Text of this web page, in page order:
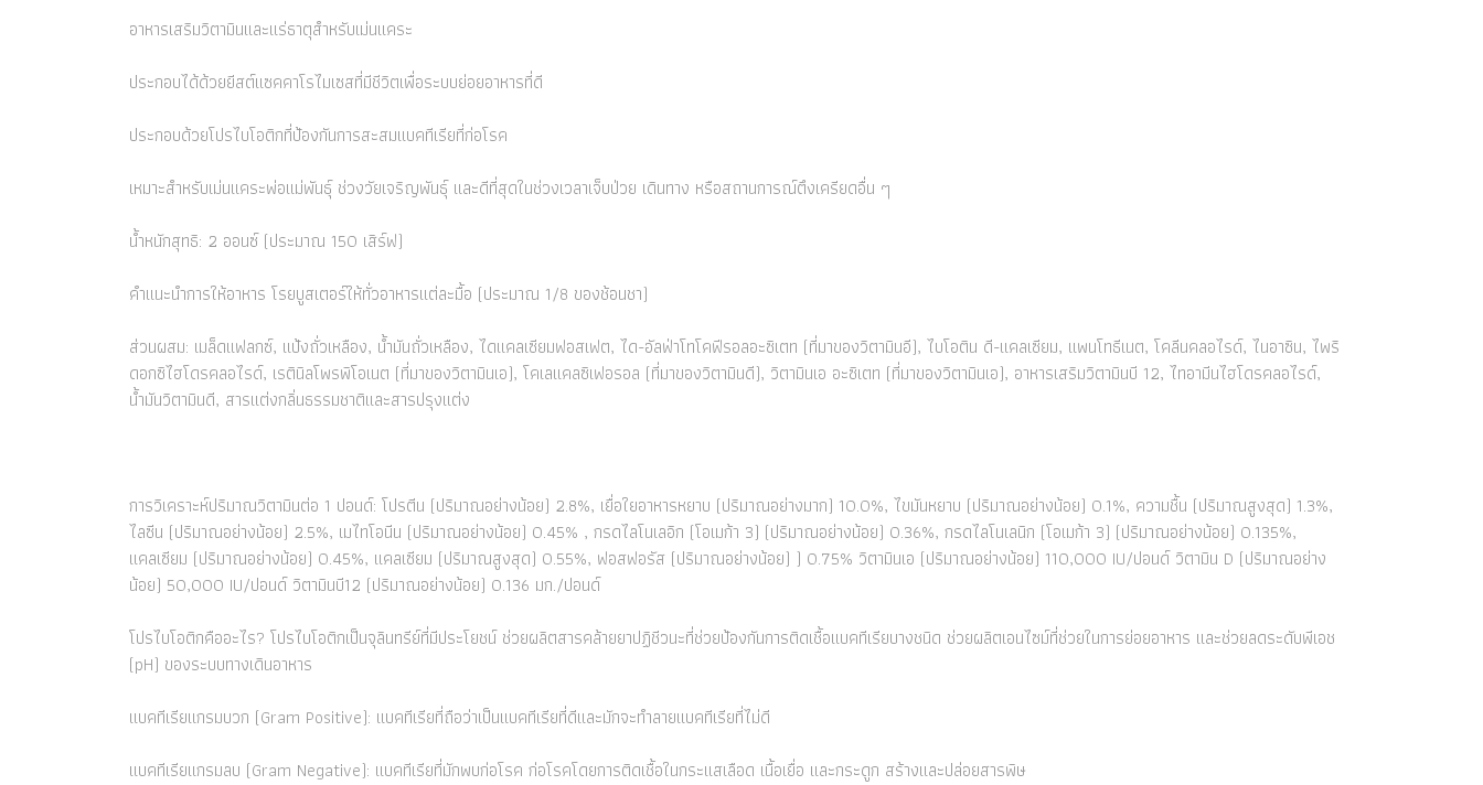
อาหารเสริมวิตามินและแร่ธาตุสำหรับเม่นแคระ
ประกอบได้ด้วยยีสต์แซคคาโรไมเซสที่มีชีวิตเพื่อระบบย่อยอาหารที่ดี
ประกอบด้วยโปรไบโอติกที่ป้องกันการสะสมแบคทีเรียที่ก่อโรค
เหมาะสำหรับเม่นแคระพ่อแม่พันธุ์ ช่วงวัยเจริญพันธุ์ และดีที่สุดในช่วงเวลาเจ็บป่วย เดินทาง หรือสถานการณ์ตึงเครียดอื่น ๆ
น้ำหนักสุทธิ: 2 ออนซ์ (ประมาณ 150 เสิร์ฟ)
คำแนะนำการให้อาหาร โรยบูสเตอร์ให้ทั่วอาหารแต่ละมื้อ (ประมาณ 1/8 ของช้อนชา)
ส่วนผสม: เมล็ดแฟลกซ์, แป้งถั่วเหลือง, น้ำมันถั่วเหลือง, ไดแคลเซียมฟอสเฟต, ได-อัลฟ่าโทโคฟีรอลอะซิเตท (ที่มาของวิตามินอี), ไบโอติน ดี-แคลเซียม, แพนโทธีเนต, โคลีนคลอไรด์, ไนอาซิน, ไพริ
ดอกซิไฮโดรคลอไรด์, เรตินิลโพรพิโอเนต (ที่มาของวิตามินเอ), โคเลแคลซิเฟอรอล (ที่มาของวิตามินดี), วิตามินเอ อะซิเตท (ที่มาของวิตามินเอ), อาหารเสริมวิตามินบี 12, ไทอามีนไฮโดรคลอไรด์,
น้ำมันวิตามินดี, สารแต่งกลิ่นธรรมชาติและสารปรุงแต่ง
การวิเคราะห์ปริมาณวิตามินต่อ 1 ปอนด์: โปรตีน (ปริมาณอย่างน้อย) 2.8%, เยื่อใยอาหารหยาบ (ปริมาณอย่างมาก) 10.0%, ไขมันหยาบ (ปริมาณอย่างน้อย) 0.1%, ความชื้น (ปริมาณสูงสุด) 1.3%,
ไลซีน (ปริมาณอย่างน้อย) 2.5%, เมไทโอนีน (ปริมาณอย่างน้อย) 0.45% , กรดไลโนเลอิก (โอเมก้า 3) (ปริมาณอย่างน้อย) 0.36%, กรดไลโนเลนิก (โอเมก้า 3) (ปริมาณอย่างน้อย) 0.135%,
แคลเซียม (ปริมาณอย่างน้อย) 0.45%, แคลเซียม (ปริมาณสูงสุด) 0.55%, ฟอสฟอรัส (ปริมาณอย่างน้อย) ) 0.75% วิตามินเอ (ปริมาณอย่างน้อย) 110,000 IU/ปอนด์ วิตามิน D (ปริมาณอย่าง
น้อย) 50,000 IU/ปอนด์ วิตามินบี12 (ปริมาณอย่างน้อย) 0.136 มก./ปอนด์
โปรไบโอติกคืออะไร? โปรไบโอติกเป็นจุลินทรีย์ที่มีประโยชน์ ช่วยผลิตสารคล้ายยาปฏิชีวนะที่ช่วยป้องกันการติดเชื้อแบคทีเรียบางชนิด ช่วยผลิตเอนไซม์ที่ช่วยในการย่อยอาหาร และช่วยลดระดับพีเอช
(pH) ของระบบทางเดินอาหาร
แบคทีเรียแกรมบวก (Gram Positive): แบคทีเรียที่ถือว่าเป็นแบคทีเรียที่ดีและมักจะทำลายแบคทีเรียที่ไม่ดี
แบคทีเรียแกรมลบ (Gram Negative): แบคทีเรียที่มักพบก่อโรค ก่อโรคโดยการติดเชื้อในกระแสเลือด เนื้อเยื่อ และกระดูก สร้างและปล่อยสารพิษ